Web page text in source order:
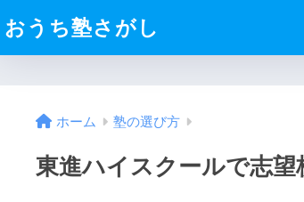
おうち塾さがし
ホーム 塾の選び方
東進ハイスクールで志